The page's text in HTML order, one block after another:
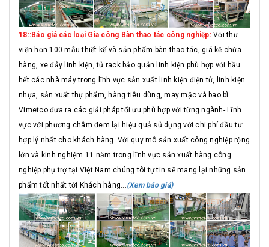
18::Báo giá các loại Gia công Bàn thao tác công nghiệp: Với thư
viện hơn 100 mẫu thiết kế và sản phẩm bàn thao tác, giá kệ chứa
hàng, xe đảy linh kiện, tủ rack bảo quản linh kiện phù hợp với hầu
hết các nhà máy trong lĩnh vực sản xuất linh kiện điện tử, linh kiện
nhựa, sản xuất thự phẩm, hàng tiêu dùng, may mặc và bao bì.
Vimetco đưa ra các giải pháp tối ưu phù hợp với từng ngành- Lĩnh
vực với phương châm đem lại hiệu quả sủ dụng với chi phí đầu tư
hợp lý nhất cho khách hàng. Với quy mô sản xuất công nghiệp rộng
lớn và kinh nghiệm 11 năm trong lĩnh vực sản xuất hàng công
nghiệp phụ trợ tại Việt Nam chúng tôi tự tin sẽ mang lại những sản
phẩm tốt nhất tới Khách hàng... (Xem báo giá)